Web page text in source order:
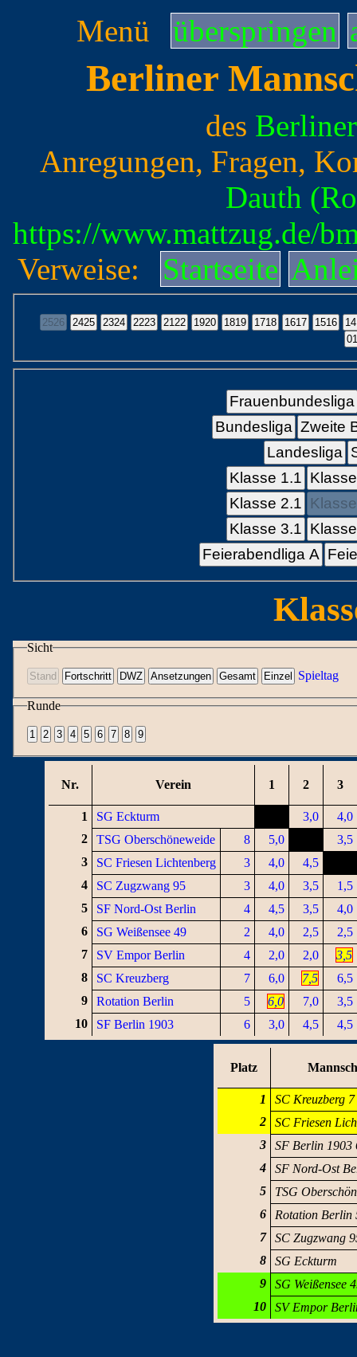
Menü überspringen
Berliner
des
Anregungen, Fragen,
Dauth
https://www.mattzug.de/
Verweise:
Startseite
Frauenbundesliga
Bundesliga Zweite
Landesliga
Klasse 1.1
Klasse 2.1
Klasse 3.1
Feierabendliga A
Sicht
Spieltag
Runde
Nr. Verein 1 2 3
1 SG Eckturm 3,0
4,0
2
TSG Oberschöneweide 8 5,0
3,5
3
SC Friesen Lichtenberg 3 4,0
4,5
4
SC Zugzwang 95 3 4,0 3,5
1,5
5
SF Nord-Ost Berlin 4 4,5 3,5
4,0
6
SG Weißensee 49 2 4,0 2,5
2,5
7
SV Empor Berlin 4 2,0 2,0
3,5
8
SC Kreuzberg 7 6,0 7,5
6,5
9
Rotation Berlin 5 6,0 7,0
3,5
10
SF Berlin 1903 6 3,0 4,5 4,5
Platz
1
SC Kreuzberg 7
2
SC Friesen
3
SF Berlin 1903
4
SF Nord-Ost
5
TSG
6
Rotation Berlin
7
SC Zugzwang
8
SG Eckturm
9
SG Weißensee
10
SV Empor